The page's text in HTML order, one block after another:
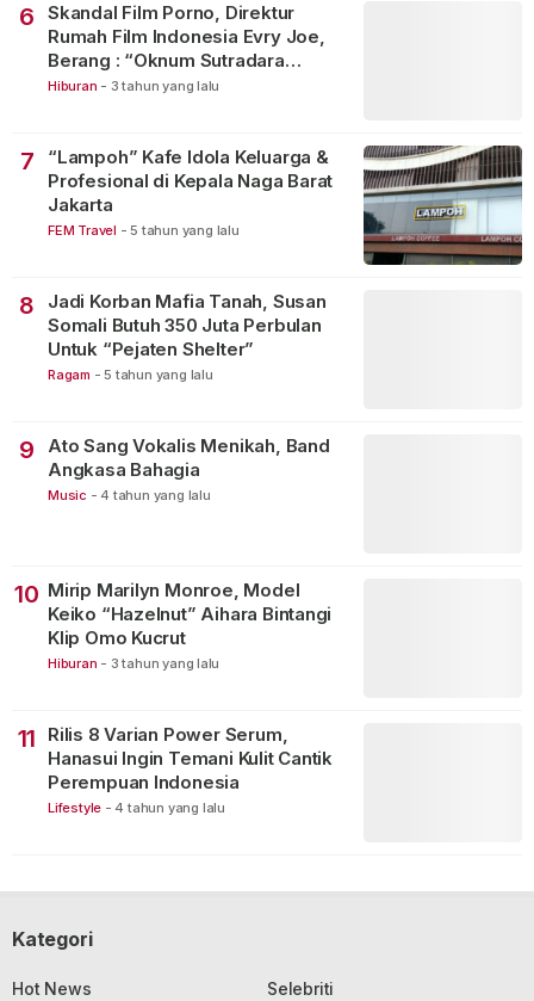
6
Skandal Film Porno, Direktur
Rumah Film Indonesia Evry Joe,
Berang : “Oknum Sutradara
Merusak Perfilman Indonesia”!
Hiburan - 3 tahun yang lalu
7
“Lampoh” Kafe Idola Keluarga &
Profesional di Kepala Naga Barat
Jakarta
FEM Travel - 5 tahun yang lalu
8
Jadi Korban Mafia Tanah, Susan
Somali Butuh 350 Juta Perbulan
Untuk “Pejaten Shelter”
Ragam - 5 tahun yang lalu
9
Ato Sang Vokalis Menikah, Band
Angkasa Bahagia
Music - 4 tahun yang lalu
10 Mirip Marilyn Monroe, Model
Keiko “Hazelnut” Aihara Bintangi
Klip Omo Kucrut
Hiburan - 3 tahun yang lalu
11
Rilis 8 Varian Power Serum,
Hanasui Ingin Temani Kulit Cantik
Perempuan Indonesia
Lifestyle - 4 tahun yang lalu
Kategori
Hot News
Selebriti